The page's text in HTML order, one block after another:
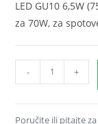
LED GU10 6,5W
za 70W, za
sijalica
6,5W
- +
Poručite ili pitajte